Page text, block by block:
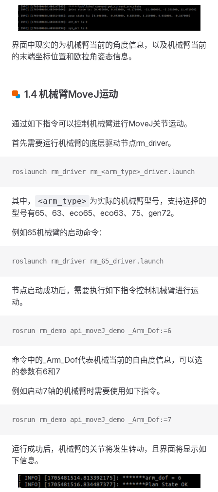
界面中现实的为机械臂当前的角度信息，以及机械臂当前
的末端坐标位置和欧拉角姿态信息。
1.4 机械臂MoveJ运动
通过如下指令可以控制机械臂进行MoveJ关节运动。
首先需要运行机械臂的底层驱动节点rm_driver。
roslaunch rm_driver rm_<arm_type>_driver.launch
其中， <arm_type> 为实际的机械臂型号，支持选择的
型号有65、63、eco65、eco63、75、gen72。
例如65机械臂的启动命令：
roslaunch rm_driver rm_65_driver.launch
节点启动成功后，需要执行如下指令控制机械臂进行运
动。
rosrun rm_demo api_moveJ_demo _Arm_Dof:=6
命令中的_Arm_Dof代表机械当前的自由度信息，可以选
的参数有6和7
例如启动7轴的机械臂时需要使用如下指令。
rosrun rm_demo api_moveJ_demo _Arm_Dof:=7
运行成功后，机械臂的关节将发生转动，且界面将显示如
下信息。